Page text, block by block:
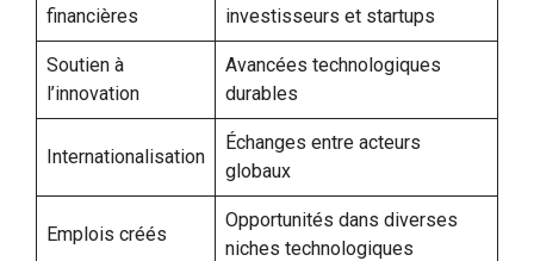
financières
investisseurs et startups
Soutien à
l’innovation
Avancées technologiques
durables
Internationalisation
Échanges entre acteurs
globaux
Emplois créés
Opportunités dans diverses
niches technologiques